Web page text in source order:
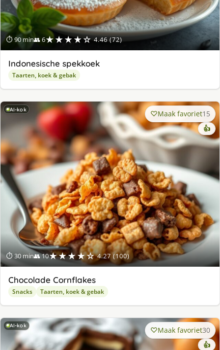
⏱ 90 min👥 6★★★★☆ 4.46 (72)
Indonesische spekkoek
Taarten, koek & gebak
AI-kok
⏱ 30 min👥 10★★★★☆ 4.27 (100)
Maak favoriet15
👍
Chocolade Cornflakes
Snacks Taarten, koek & gebak
AI-kok Maak favoriet30
👍